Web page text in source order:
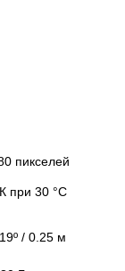
пикселей
при 30 °C
/ 0.25 м